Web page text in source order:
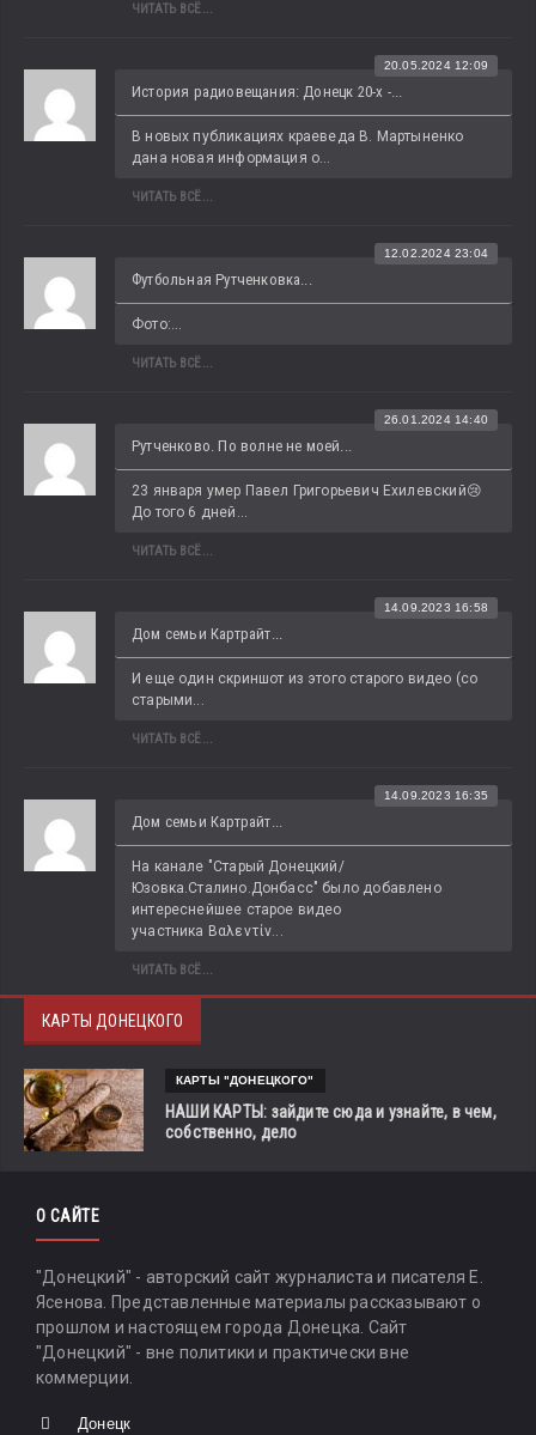
ЧИТАТЬ ВСЁ...
История радиовещания: Донецк 20-х -...
20.05.2024 12:09
В новых публикациях краеведа В. Мартыненко
дана новая информация о...
ЧИТАТЬ ВСЁ...
Футбольная Рутченковка...
12.02.2024 23:04
Фото:...
ЧИТАТЬ ВСЁ...
Рутченково. По волне не моей...
26.01.2024 14:40
23 января умер Павел Григорьевич Ехилевский😢
До того 6 дней...
ЧИТАТЬ ВСЁ...
Дом семьи Картрайт...
14.09.2023 16:58
И еще один скриншот из этого старого видео (со
старыми...
ЧИТАТЬ ВСЁ...
Дом семьи Картрайт...
14.09.2023 16:35
На канале "Старый Донецкий/
Юзовка.Сталино.Донбасс" было добавлено
интереснейшее старое видео
участника Βαλεντίν...
ЧИТАТЬ ВСЁ...
КАРТЫ ДОНЕЦКОГО
КАРТЫ "ДОНЕЦКОГО"
НАШИ КАРТЫ: зайдите сюда и узнайте, в чем,
собственно, дело
О САЙТЕ
"Донецкий" - авторский сайт журналиста и писателя Е.
Ясенова. Представленные материалы рассказывают о
прошлом и настоящем города Донецка. Сайт
"Донецкий" - вне политики и практически вне
коммерции.
Донецк